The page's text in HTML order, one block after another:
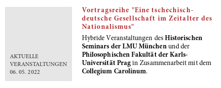
AKTUELLE
VERANSTALTUNGEN
06. 05. 2022
Vortragsreihe "Eine tschechisch-
deutsche Gesellschaft im Zeitalter des
Nationalismus"
Hybride Veranstaltungen des Historischen
Seminars der LMU Münchenund der
Philosophischen Fakultät der Karls-
Universität Prag in Zusammenarbeit mit dem
Collegium Carolinum.